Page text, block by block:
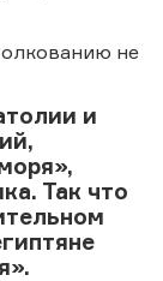
не
и
Так что